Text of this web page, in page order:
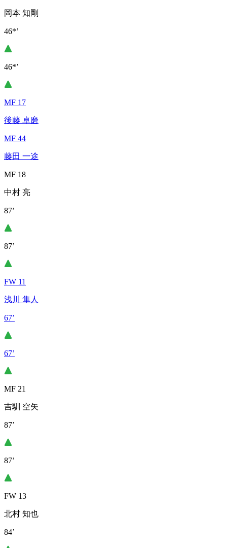
岡本 知剛
46*’
46*’
MF 17
後藤 卓磨
MF 44
藤田 一途
MF 18
中村 亮
87’
87’
FW 11
浅川 隼人
67’
67’
MF 21
吉馴 空矢
87’
87’
FW 13
北村 知也
84’